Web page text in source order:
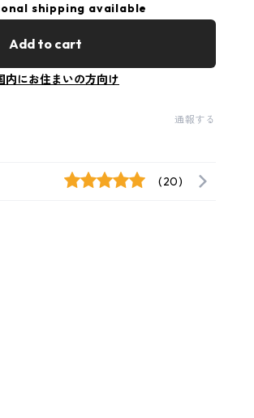
shipping available
Add to cart
内にお住まいの方向け
通報する
(20)